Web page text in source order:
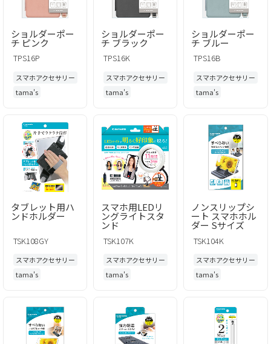
ショルダーポー
チ ピンク
TPS16P
スマホアクセサリー
tama's
ショルダーポー
チ ブラック
TPS16K
スマホアクセサリー
tama's
ショルダーポー
チ ブルー
TPS16B
スマホアクセサリー
tama's
タブレット用ハ
ンドホルダー
TSK108GY
スマホアクセサリー
tama's
スマホ用LEDリ
ングライトスタ
ンド
TSK107K
スマホアクセサリー
tama's
ノンスリップシ
ート スマホホル
ダー Sサイズ
TSK104K
スマホアクセサリー
tama's